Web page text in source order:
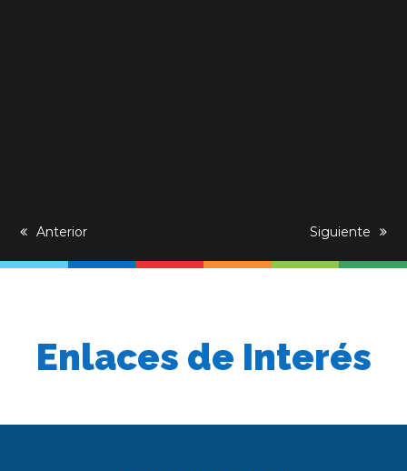
previous
Anterior
next
Siguiente
Enlaces de Interés